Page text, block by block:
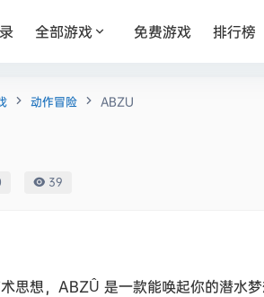
全部游戏 免费游戏 排行榜
动作冒险 ABZU
39
想，ABZÛ 是一款能唤起你的潜水